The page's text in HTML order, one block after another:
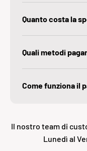
Quanto costa la
Quali metodi
Come funziona il
Il nostro team di
Lunedì al